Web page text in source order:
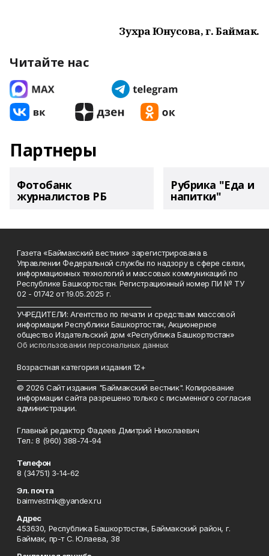
Зухра Юнусова,г. Баймак.
Читайте нас
Партнеры
Фотобанк
журналистов РБ
Рубрика "Еда и
напитки"
Газета «Баймакский вестник» зарегистрирована в
Управлении Федеральной службы по надзору в сфере связи,
информационных технологий и массовых коммуникаций по
Республике Башкортостан. Регистрационный номер ПИ № ТУ
02 - 01742 от 19.05.2025 г.
УЧРЕДИТЕЛИ: Агентство по печати и средствам массовой
информации Республики Башкортостан, Акционерное
общество Издательский дом «Республика Башкортостан»
Об использовании персональных данных
Возрастная категория издания 12+
© 2026 Сайт издания "Баймакский вестник". Копирование
информации сайта разрешено только с письменного согласия
администрации.
Главный редактор Фадеев Дмитрий Николаевич
Тел.: 8 (960) 388-74-94
Телефон
8 (34751) 3-14-62
Эл. почта
baimvestnik@yandex.ru
Адрес
453630, Республика Башкортостан, Баймакский район, г.
Баймак, пр-т С. Юлаева, 38